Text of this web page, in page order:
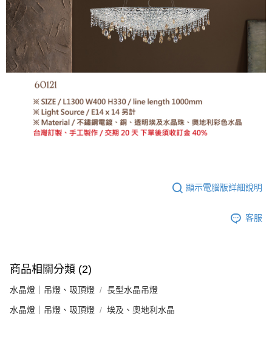
顯示電腦版詳細說明
客服
商品相關分類 (2)
水晶燈｜吊燈、吸頂燈 長型水晶吊燈
水晶燈｜吊燈、吸頂燈 埃及、奧地利水晶